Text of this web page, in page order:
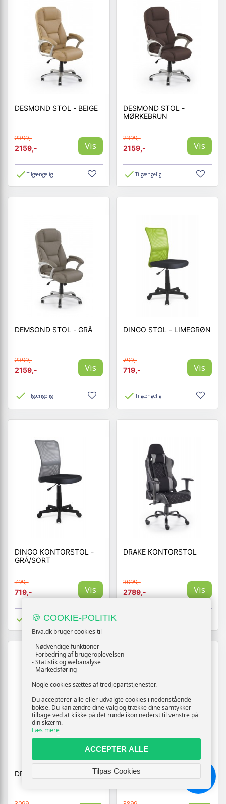
DESMOND STOL - BEIGE
2399,-
2159,-
Vis
Tilgængelig
DESMOND STOL -
MØRKEBRUN
2399,-
2159,-
Vis
Tilgængelig
DEMSOND STOL - GRÅ
2399,-
2159,-
Vis
Tilgængelig
DINGO STOL - LIMEGRØN
799,-
719,-
Vis
Tilgængelig
DINGO KONTORSTOL -
GRÅ/SORT
799,-
719,-
Vis
Tilgængelig
DRAKE KONTORSTOL
3099,-
2789,-
Vis
DRAKE STOL, RØD/SORT
EDERSON KONTORSTOL,
🍪 COOKIE-POLITIK
Biva.dk bruger cookies til
- Nødvendige funktioner
- Forbedring af brugeroplevelsen
- Statistik og webanalyse
- Markedsføring
Nogle cookies sættes af tredjepartstjenester.
Du accepterer alle eller udvalgte cookies i nedenstående
bokse. Du kan ændre dine valg og trække dine samtykker
tilbage ved at klikke på det runde ikon nederst til venstre på
din skærm.
Læs mere
ACCEPTER ALLE
Tilpas Cookies